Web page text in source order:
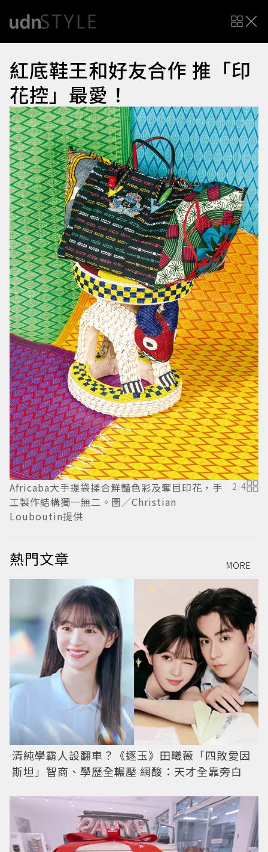
紅底鞋王和好友合作 推「印
花控」最愛！
Africaba大手提袋揉合鮮豔色彩及奪目印花，手
工製作結構獨一無二。圖／Christian
Louboutin提供
2/4
熱門文章 MORE
清純學霸人設翻車？《逐玉》田曦薇「四敗愛因
斯坦」智商、學歷全輾壓 網酸：天才全靠旁白